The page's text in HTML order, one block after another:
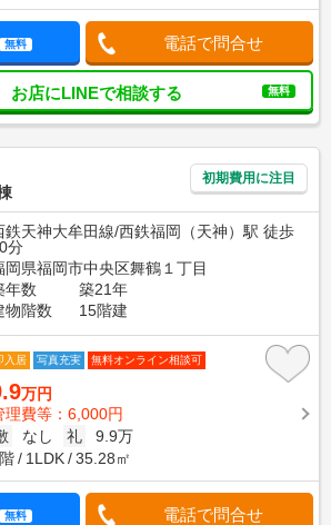
無料 電話で問合せ
お店にLINEで相談する 無料
初期費用に注目
鉄天神大牟田線/西鉄福岡（天神）駅 徒歩
分
岡県福岡市中央区舞鶴１丁目
年数
築21年
物階数
15階建
入居 写真充実 無料オンライン相談可
万円
理費等：6,000円
なし 礼
9.9万
1LDK 35.28㎡
無料 電話で問合せ